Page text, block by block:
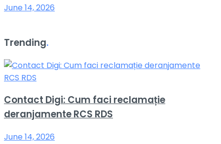
June 14, 2026
Trending.
Contact Digi: Cum faci reclamație
deranjamente RCS RDS
June 14, 2026